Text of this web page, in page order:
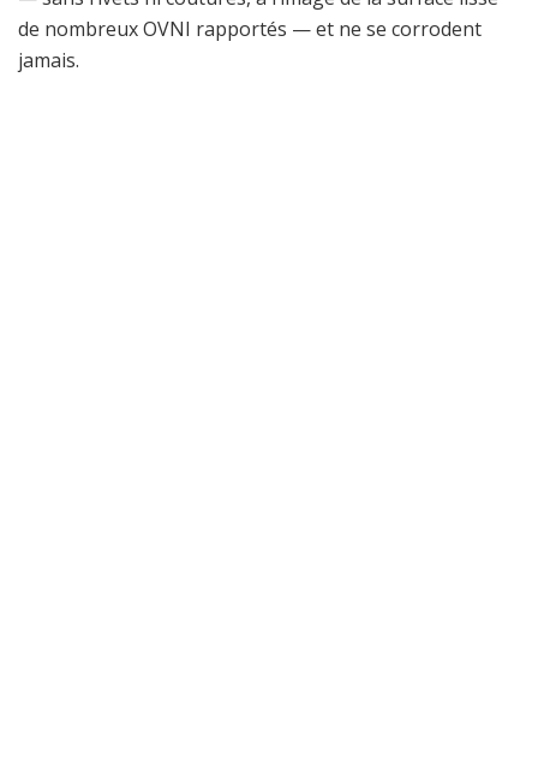
de nombreux OVNI rapportés — et ne se corrodent
jamais.